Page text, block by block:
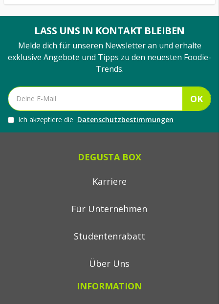
LASS UNS IN KONTAKT BLEIBEN
Melde dich für unseren Newsletter an und erhalte
exklusive Angebote und Tipps zu den neuesten Foodie-
Trends.
OK
Ich akzeptiere die Datenschutzbestimmungen
DEGUSTA BOX
Karriere
Für Unternehmen
Studentenrabatt
Über Uns
INFORMATION